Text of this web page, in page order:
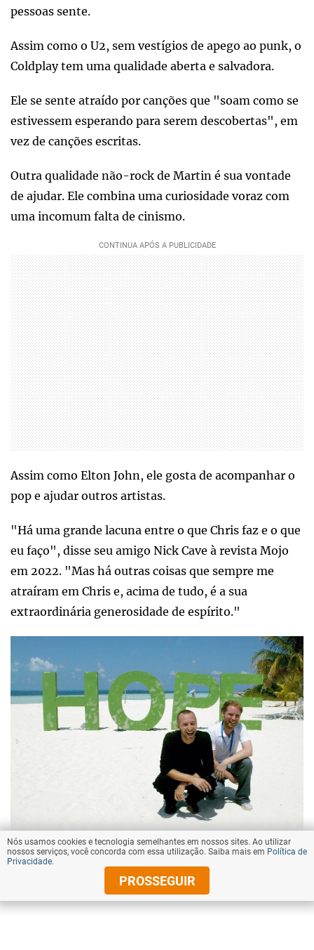
pessoas sente.
Assim como o U2, sem vestígios de apego ao punk, o
Coldplay tem uma qualidade aberta e salvadora.
Ele se sente atraído por canções que "soam como se
estivessem esperando para serem descobertas", em
vez de canções escritas.
Outra qualidade não-rock de Martin é sua vontade
de ajudar. Ele combina uma curiosidade voraz com
uma incomum falta de cinismo.
Assim como Elton John, ele gosta de acompanhar o
pop e ajudar outros artistas.
"Há uma grande lacuna entre o que Chris faz e o que
eu faço", disse seu amigo Nick Cave à revista Mojo
em 2022. "Mas há outras coisas que sempre me
atraíram em Chris e, acima de tudo, é a sua
extraordinária generosidade de espírito."
Getty Images
Chris Martin com o guitarrista John Buckland apoiando a
campanha do Comércio Justo em uma praia de Cancún,
Nós usamos cookies e tecnologia semelhantes em nossos sites. Ao utilizar
nossos serviços, você concorda com essa utilização. Saiba mais em Política de
Privacidade.
PROSSEGUIR